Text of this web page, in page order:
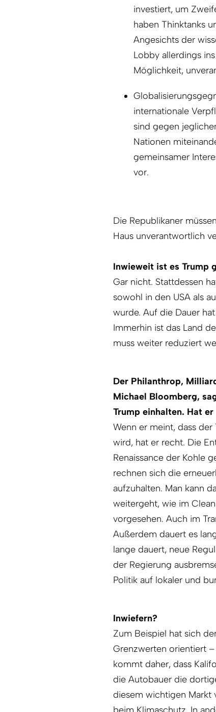
investiert, um
haben Thinktanks
Angesichts der
Lobby allerdings
Möglichkeit,
internationale
sind gegen
Nationen
gemeinsamer
vor.
Die Republikaner
Haus unverantwortlich
Inwieweit ist es Trump
Gar nicht. Stattdessen
sowohl in den USA als
wurde. Auf die Dauer
Immerhin ist das Land
muss weiter reduziert
Der Philanthrop,
Michael Bloomberg,
Trump einhalten. Hat
Wenn er meint, dass
wird, hat er recht. Die
Renaissance der Kohle
rechnen sich die
aufzuhalten. Man kann
weitergeht, wie im
vorgesehen. Auch im
Außerdem dauert es
lange dauert, neue
der Regierung
Politik auf lokaler und
Inwiefern?
Zum Beispiel hat sich
Grenzwerten orientiert
kommt daher, dass
die Autobauer die
diesem wichtigen Markt